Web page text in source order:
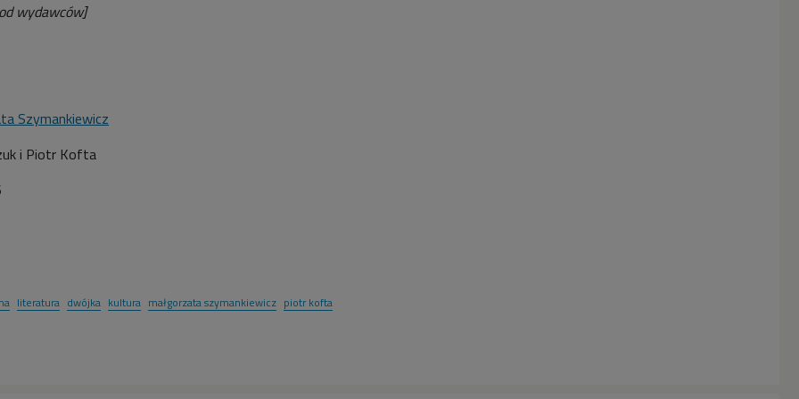
wydawców]
Szymankiewicz
i Piotr Kofta
literatura dwójka kultura małgorzata szymankiewicz piotr kofta